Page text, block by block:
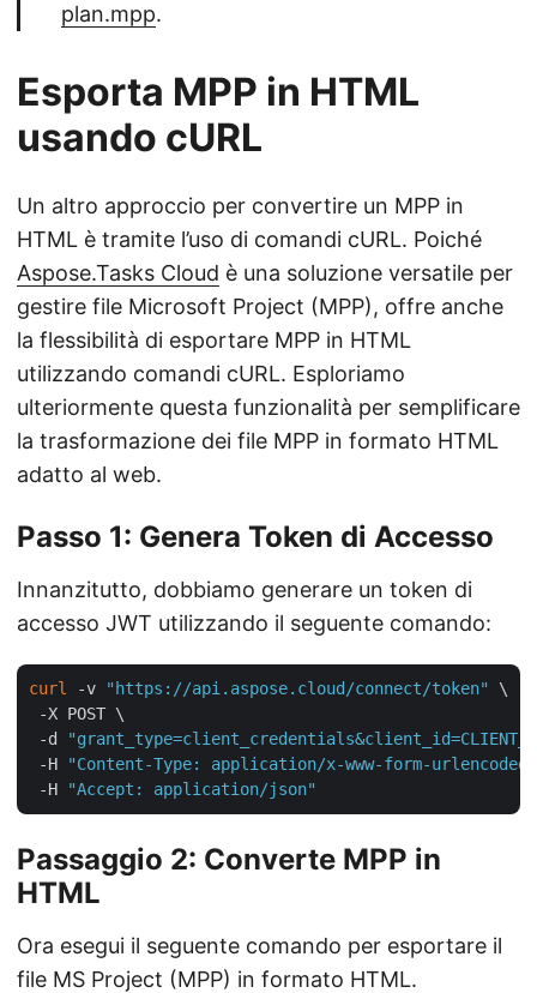
plan.mpp.
Esporta MPP in HTML
usando cURL
Un altro approccio per convertire un MPP in
HTML è tramite l’uso di comandi cURL. Poiché
Aspose.Tasks Cloud è una soluzione versatile per
gestire file Microsoft Project (MPP), offre anche
la flessibilità di esportare MPP in HTML
utilizzando comandi cURL. Esploriamo
ulteriormente questa funzionalità per semplificare
la trasformazione dei file MPP in formato HTML
adatto al web.
Passo 1: Genera Token di Accesso
Innanzitutto, dobbiamo generare un token di
accesso JWT utilizzando il seguente comando:
curl -v "https://api.aspose.cloud/connect/token"
\
-X POST \
-d
-H
"Content-Type: application/x-www-form-urlencoded"
-H
"Accept: application/json"
Passaggio 2: Converte MPP in
HTML
Ora esegui il seguente comando per esportare il
file MS Project (MPP) in formato HTML.